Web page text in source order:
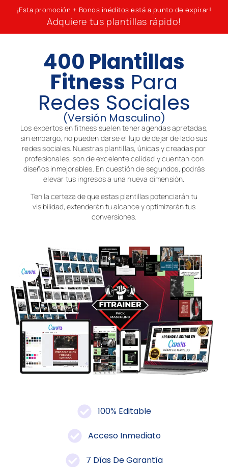
¡Esta promoción + Bonos inéditos está a punto de expirar!
Adquiere tus plantillas rápido!
400 Plantillas
Fitness Para
Redes Sociales
(Versión Masculino)
Los expertos en fitness suelen tener agendas apretadas,
sin embargo, no pueden darse el lujo de dejar de lado sus
redes sociales. Nuestras plantillas, únicas y creadas por
profesionales, son de excelente calidad y cuentan con
diseños inmejorables. En cuestión de segundos, podrás
elevar tus ingresos a una nueva dimensión.
Ten la certeza de que estas plantillas potenciarán tu
visibilidad, extenderán tu alcance y optimizarán tus
conversiones.
100% Editable
Acceso Inmediato
7 Días De Garantía